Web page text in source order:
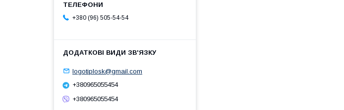
+380 (96) 505-54-54
logotiplosk@gmail.com
+380965055454
+380965055454